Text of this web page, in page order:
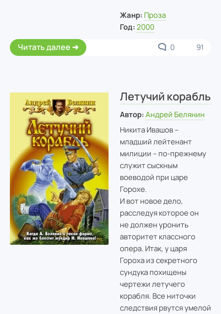
Жанр: Проза
Год: 2000
Читать далее 0 91
Летучий корабль
Автор: Андрей Белянин
Никита Ивашов –
младший лейтенант
милиции – по-прежнему
служит сыскным
воеводой при царе
Горохе.
И вот новое дело,
расследуя которое он
не должен уронить
авторитет классного
опера. Итак, у царя
Гороха из секретного
сундука похищены
чертежи летучего
корабля. Все ниточки
следствия рвутся умелой